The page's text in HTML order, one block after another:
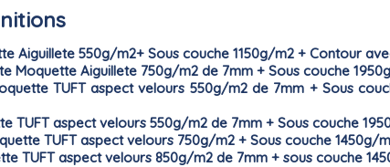
Aiguillete 550g/m2+ Sous couche 1150g/m2 + Contour
Moquette Aiguillete 750g/m2 de 7mm + Sous couche
TUFT aspect velours 550g/m2 de 7mm + Sous
TUFT aspect velours 550g/m2 de 7mm + Sous couche
TUFT aspect velours 750g/m2 + Sous couche 1450g/
TUFT aspect velours 850g/m2 de 7mm + sous couche